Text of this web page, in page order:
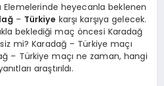
Elemelerinde heyecanla beklenen
– Türkiye karşı karşıya gelecek.
beklediği maç öncesi Karadağ
mi? Karadağ – Türkiye maçı
– Türkiye maçı ne zaman, hangi
araştırıldı.